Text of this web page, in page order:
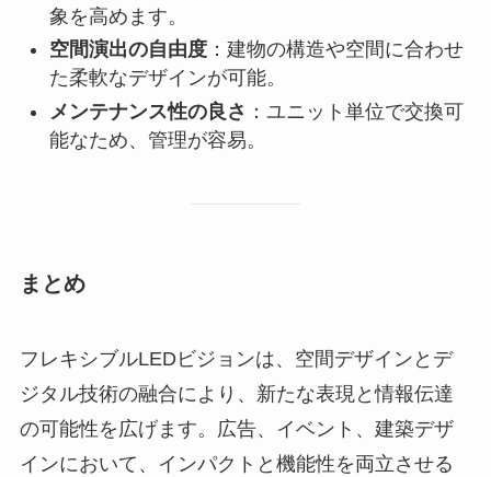
象を高めます。
空間演出の自由度：建物の構造や空間に合わせ
た柔軟なデザインが可能。
メンテナンス性の良さ ：ユニット単位で交換可
能なため、管理が容易。
まとめ
フレキシブルLEDビジョンは、空間デザインとデ
ジタル技術の融合により、新たな表現と情報伝達
の可能性を広げます。広告、イベント、建築デザ
インにおいて、インパクトと機能性を両立させる